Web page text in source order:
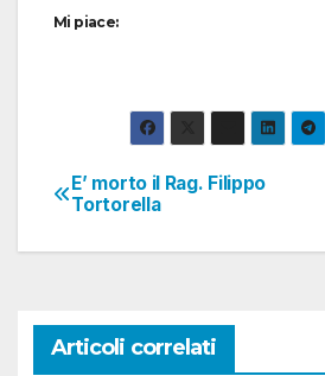
Mi piace:
Navigazione
articoli
E’ morto il Rag. Filippo
Tortorella
Articoli correlati